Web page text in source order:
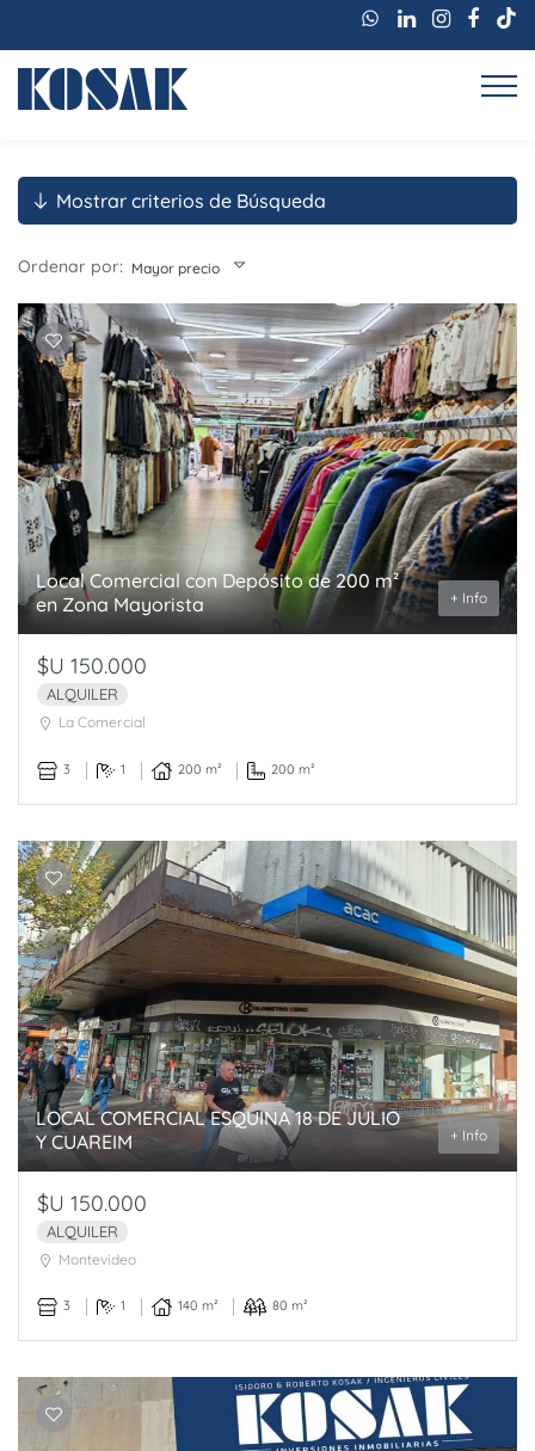
Mostrar criterios de Búsqueda
Ordenar por: Mayor precio
Local Comercial con Depósito de 200 m²
en Zona Mayorista
+ Info
$U 150.000
ALQUILER
La Comercial
3 1 200 m² 200 m²
LOCAL COMERCIAL ESQUINA 18 DE JULIO
Y CUAREIM
+ Info
$U 150.000
ALQUILER
Montevideo
3 1 140 m² 80 m²